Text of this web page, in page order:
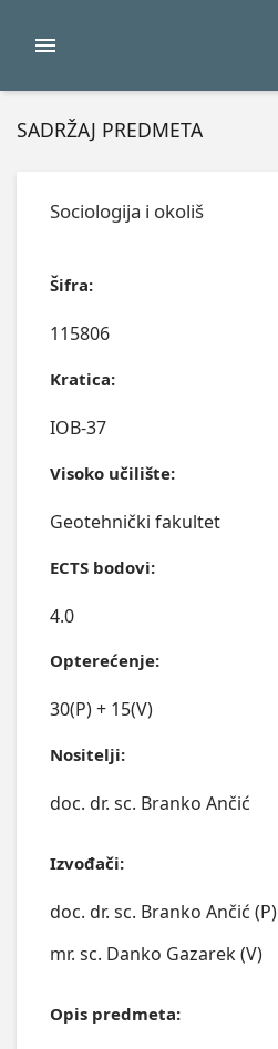
SADRŽAJ PREDMETA
Sociologija i okoliš
Šifra:
115806
Kratica:
IOB-37
Visoko učilište:
Geotehnički fakultet
ECTS bodovi:
4.0
Opterećenje:
30(P) + 15(V)
Nositelji:
doc. dr. sc. Branko Ančić
Izvođači:
doc. dr. sc. Branko Ančić (P)
mr. sc. Danko Gazarek (V)
Opis predmeta: